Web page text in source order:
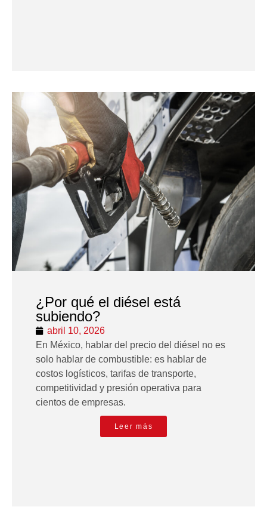
¿Por qué el diésel está
subiendo?
abril 10, 2026
En México, hablar del precio del diésel no es
solo hablar de combustible: es hablar de
costos logísticos, tarifas de transporte,
competitividad y presión operativa para
cientos de empresas.
Leer más